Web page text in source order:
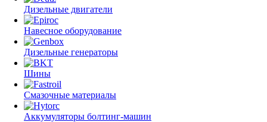
Дизельные двигатели
Навесное оборудование
Дизельные генераторы
Шины
Смазочные материалы
Аккумуляторы болтинг-машин